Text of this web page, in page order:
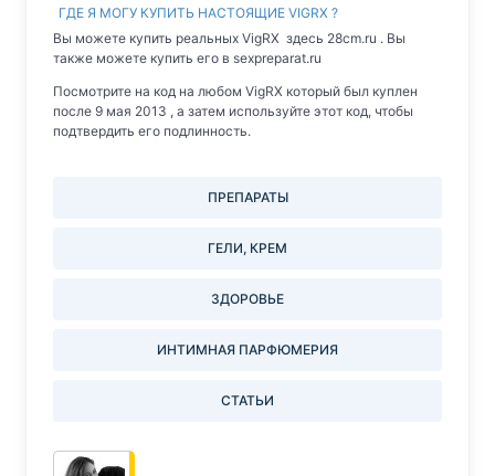
ГДЕ Я МОГУ КУПИТЬ НАСТОЯЩИЕ VIGRX ?
Вы можете купить реальных VigRX здесь 28cm.ru . Вы
также можете купить его в sexpreparat.ru
Посмотрите на код на любом VigRX который был куплен
после 9 мая 2013 , а затем используйте этот код, чтобы
подтвердить его подлинность.
ПРЕПАРАТЫ
ГЕЛИ, КРЕМ
ЗДОРОВЬЕ
ИНТИМНАЯ ПАРФЮМЕРИЯ
СТАТЬИ